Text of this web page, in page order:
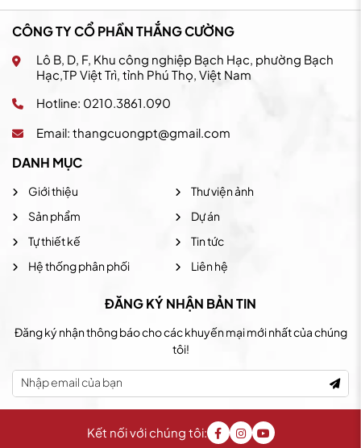
CÔNG TY CỔ PHẦN THẮNG CƯỜNG
Lô B, D, F, Khu công nghiệp Bạch Hạc, phường Bạch
Hạc,TP Việt Trì, tỉnh Phú Thọ, Việt Nam
Hotline: 0210.3861.090
Email: thangcuongpt@gmail.com
DANH MỤC
Giới thiệu
Sản phẩm
Tự thiết kế
Hệ thống phân phối
Thư viện ảnh
Dự án
Tin tức
Liên hệ
ĐĂNG KÝ NHẬN BẢN TIN
Đăng ký nhận thông báo cho các khuyến mại mới nhất của chúng
tôi!
Kết nối với chúng tôi: